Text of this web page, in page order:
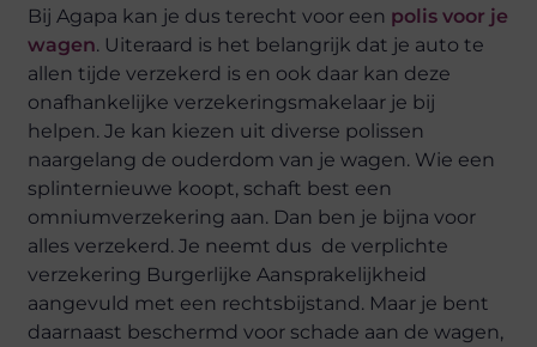
Bij Agapa kan je dus terecht voor een polis voor je
wagen. Uiteraard is het belangrijk dat je auto te
allen tijde verzekerd is en ook daar kan deze
onafhankelijke verzekeringsmakelaar je bij
helpen. Je kan kiezen uit diverse polissen
naargelang de ouderdom van je wagen. Wie een
splinternieuwe koopt, schaft best een
omniumverzekering aan. Dan ben je bijna voor
alles verzekerd. Je neemt dus de verplichte
verzekering Burgerlijke Aansprakelijkheid
aangevuld met een rechtsbijstand. Maar je bent
daarnaast beschermd voor schade aan de wagen,